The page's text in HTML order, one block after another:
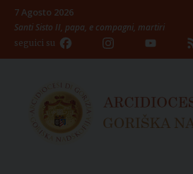
Skip
content
7 Agosto 2026
Santi Sisto II, papa, e compagni, martiri
seguici su Facebook Instagram